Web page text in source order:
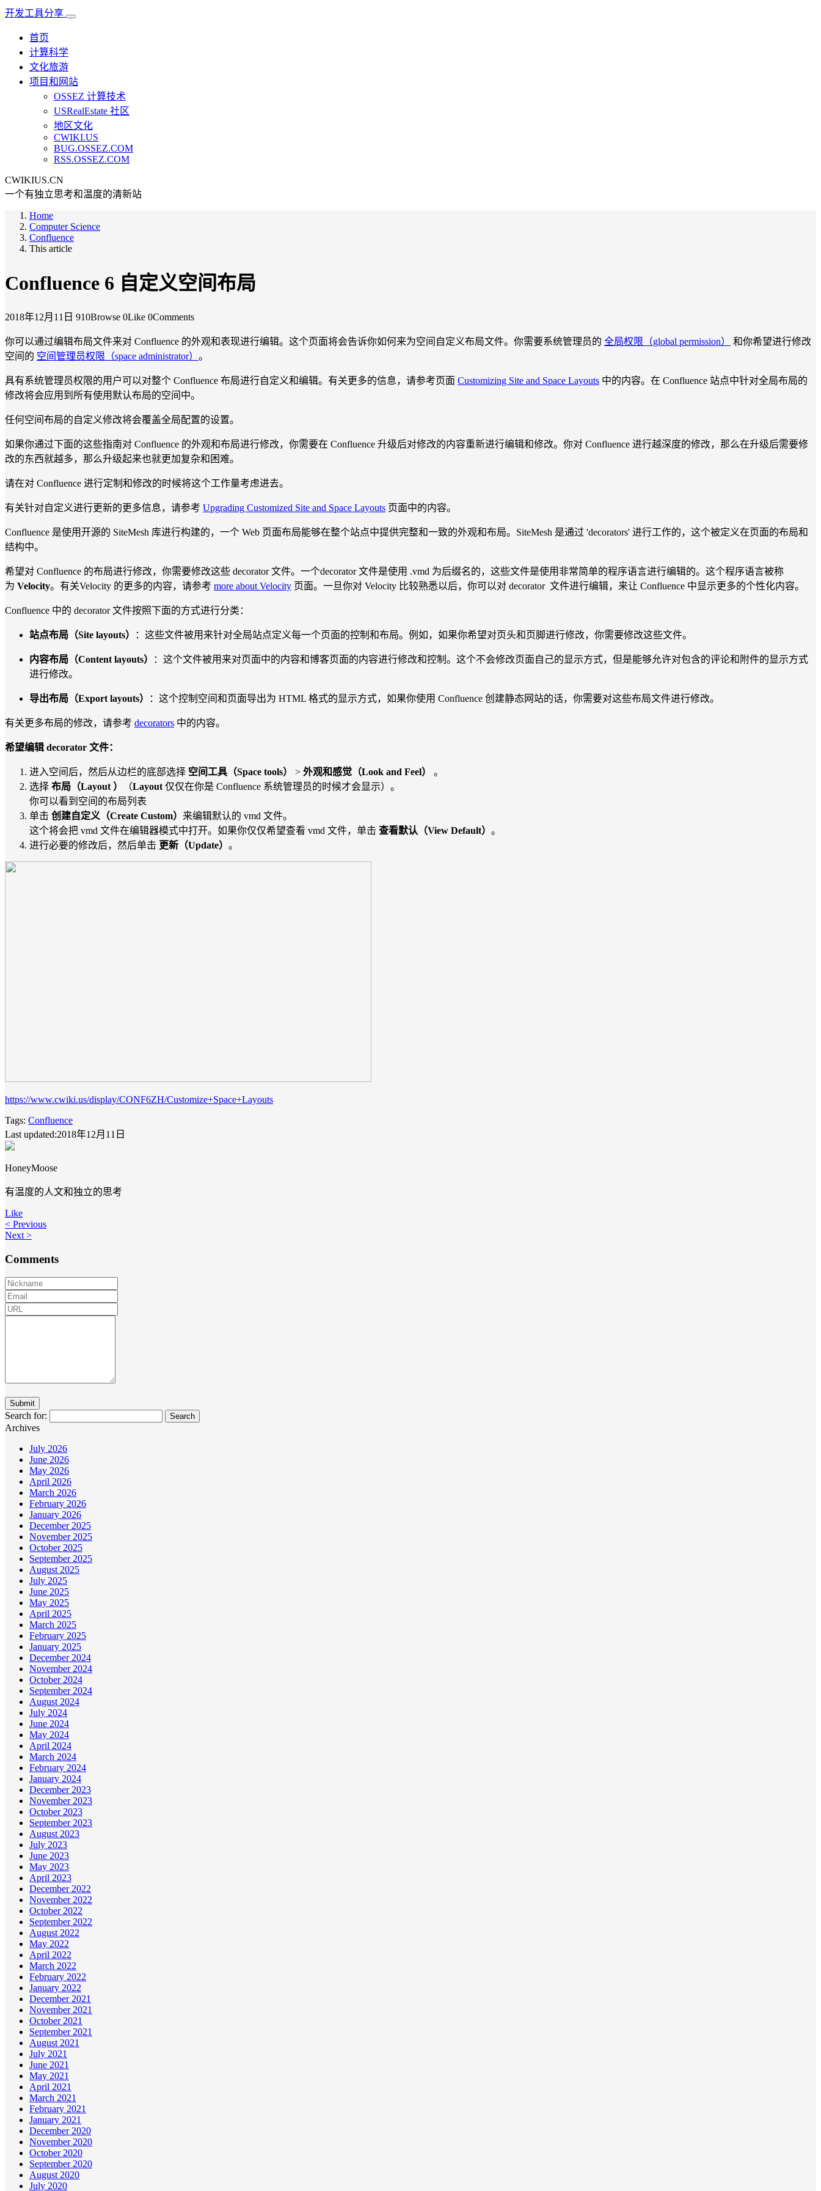
开发工具分享
首页
计算科学
文化旅游
项目和网站
OSSEZ 计算技术
USRealEstate 社区
地区文化
CWIKI.US
BUG.OSSEZ.COM
RSS.OSSEZ.COM
CWIKIUS.CN
一个有独立思考和温度的清新站
Home
Computer Science
Confluence
This article
Confluence 6 自定义空间布局
2018年12月11日 910Browse 0Like 0Comments
你可以通过编辑布局文件来对 Confluence 的外观和表现进行编辑。这个页面将会告诉你如何来为空间自定义布局文件。你需要系统管理员的 全局权限（global permission）
和你希望进行修改
空间的 空间管理员权限（space administrator） 。
具有系统管理员权限的用户可以对整个 Confluence 布局进行自定义和编辑。有关更多的信息，请参考页面 Customizing Site and Space Layouts 中的内容。在 Confluence 站点中针对全局布局的
修改将会应用到所有使用默认布局的空间中。
任何空间布局的自定义修改将会覆盖全局配置的设置。
如果你通过下面的这些指南对 Confluence 的外观和布局进行修改，你需要在 Confluence 升级后对修改的内容重新进行编辑和修改。你对 Confluence 进行越深度的修改，那么在升级后需要修
改的东西就越多，那么升级起来也就更加复杂和困难。
请在对 Confluence 进行定制和修改的时候将这个工作量考虑进去。
有关针对自定义进行更新的更多信息，请参考 Upgrading Customized Site and Space Layouts 页面中的内容。
Confluence 是使用开源的 SiteMesh 库进行构建的，一个 Web 页面布局能够在整个站点中提供完整和一致的外观和布局。SiteMesh 是通过 'decorators' 进行工作的，这个被定义在页面的布局和
结构中。
希望对 Confluence 的布局进行修改，你需要修改这些 decorator 文件。一个decorator 文件是使用 .vmd 为后缀名的，这些文件是使用非常简单的程序语言进行编辑的。这个程序语言被称
为 Velocity。有关Velocity 的更多的内容，请参考 more about Velocity 页面。一旦你对 Velocity 比较熟悉以后，你可以对 decorator 文件进行编辑，来让 Confluence 中显示更多的个性化内容。
Confluence 中的 decorator 文件按照下面的方式进行分类：
站点布局（Site layouts） ：这些文件被用来针对全局站点定义每一个页面的控制和布局。例如，如果你希望对页头和页脚进行修改，你需要修改这些文件。
内容布局（Content layouts）
：这个文件被用来对页面中的内容和博客页面的内容进行修改和控制。这个不会修改页面自己的显示方式，但是能够允许对包含的评论和附件的显示方式
进行修改。
导出布局（Export layouts） ：这个控制空间和页面导出为 HTML 格式的显示方式，如果你使用 Confluence 创建静态网站的话，你需要对这些布局文件进行修改。
有关更多布局的修改，请参考 decorators 中的内容。
希望编辑 decorator 文件：
进入空间后，然后从边栏的底部选择 空间工具（Space tools） > 外观和感觉（Look and Feel）
。
选择 布局（Layout ） （Layout 仅仅在你是 Confluence 系统管理员的时候才会显示）。
你可以看到空间的布局列表
单击 创建自定义（Create Custom） 来编辑默认的 vmd 文件。
这个将会把 vmd 文件在编辑器模式中打开。如果你仅仅希望查看 vmd 文件，单击 查看默认（View Default） 。
进行必要的修改后，然后单击 更新（Update） 。
https://www.cwiki.us/display/CONF6ZH/Customize+Space+Layouts
Tags: Confluence
Last updated:2018年12月11日
HoneyMoose
有温度的人文和独立的思考
Like
< Previous
Next >
Comments
Search for:
Archives
July 2026
June 2026
May 2026
April 2026
March 2026
February 2026
January 2026
December 2025
November 2025
October 2025
September 2025
August 2025
July 2025
June 2025
May 2025
April 2025
March 2025
February 2025
January 2025
December 2024
November 2024
October 2024
September 2024
August 2024
July 2024
June 2024
May 2024
April 2024
March 2024
February 2024
January 2024
December 2023
November 2023
October 2023
September 2023
August 2023
July 2023
June 2023
May 2023
April 2023
December 2022
November 2022
October 2022
September 2022
August 2022
May 2022
April 2022
March 2022
February 2022
January 2022
December 2021
November 2021
October 2021
September 2021
August 2021
July 2021
June 2021
May 2021
April 2021
March 2021
February 2021
January 2021
December 2020
November 2020
October 2020
September 2020
August 2020
July 2020